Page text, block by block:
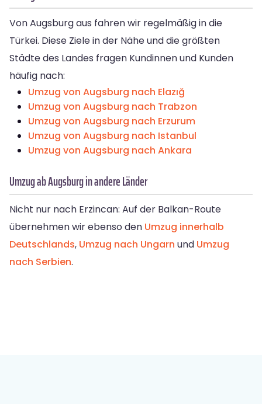
Von Augsburg aus fahren wir regelmäßig in die
Türkei. Diese Ziele in der Nähe und die größten
Städte des Landes fragen Kundinnen und Kunden
häufig nach:
Umzug von Augsburg nach Elazığ
Umzug von Augsburg nach Trabzon
Umzug von Augsburg nach Erzurum
Umzug von Augsburg nach Istanbul
Umzug von Augsburg nach Ankara
Umzug ab Augsburg in andere Länder
Nicht nur nach Erzincan: Auf der Balkan-Route
übernehmen wir ebenso den Umzug innerhalb
Deutschlands, Umzug nach Ungarn und Umzug
nach Serbien.